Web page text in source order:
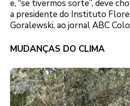
e, “se tivermos sorte”, deve
a presidente do Instituto
Goralewski, ao jornal ABC
MUDANÇAS DO CLIMA